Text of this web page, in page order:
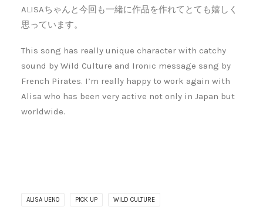
ALISAちゃんと今回も一緒に作品を作れてとても嬉しく
思っています。
This song has really unique character with catchy
sound by Wild Culture and Ironic message sang by
French Pirates. I’m really happy to work again with
Alisa who has been very active not only in Japan but
worldwide.
ALISA UENO PICK UP WILD CULTURE